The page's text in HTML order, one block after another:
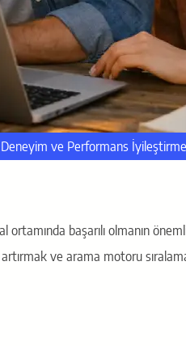
Deneyim ve Performans İyileştirme
başarılı olmanın
ve arama motoru